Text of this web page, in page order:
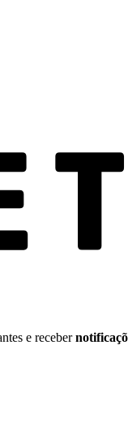
e receber